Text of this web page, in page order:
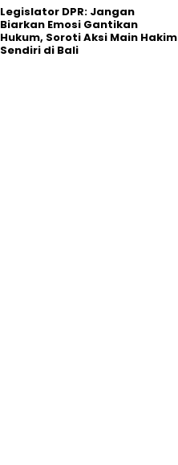
Legislator DPR: Jangan
Biarkan Emosi Gantikan
Hukum, Soroti Aksi Main Hakim
Sendiri di Bali